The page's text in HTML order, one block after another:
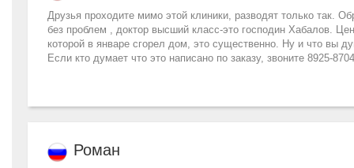
Друзья проходите мимо этой клиники, разводят только так.
без проблем , доктор высший класс-это господин Хабалов.
которой в январе сгорел дом, это существенно. Ну и что вы
Если кто думает что это написано по заказу, звоните 8925-
Роман